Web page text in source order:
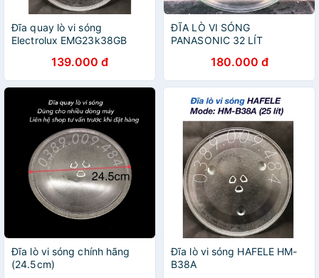
Đĩa quay lò vi sóng
Electrolux EMG23k38GB
139.000 đ
ĐĨA LÒ VI SÓNG
PANASONIC 32 LÍT
180.000 đ
Đĩa lò vi sóng chính hãng
(24.5cm)
Đĩa lò vi sóng HAFELE HM-
B38A